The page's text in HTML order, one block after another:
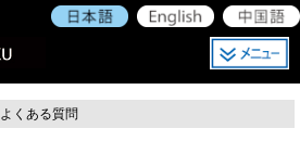
よくある質問